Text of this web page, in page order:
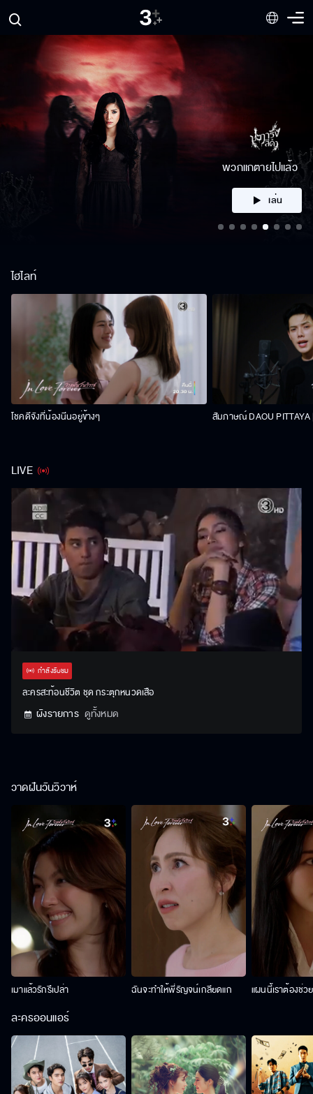
คลิก
ไฮไลท์
โชคดีจังที่น้องนีนอยู่ข้างๆ สัมภาษณ์ DAOU PITTAYA
LIVE
Unmute Stream Settings
กำลังรับชม
ละครสะท้อนชีวิต ชุด กระตุกหนวดเสือ
ผังรายการ ดูทั้งหมด
วาดฝันวันวิวาห์
เมาแล้วรักรึเปล่า ฉันจะทำให้พี่รัญจน์เกลียดแก แผนนี้เราต้องช่ว
ละครออนแอร์